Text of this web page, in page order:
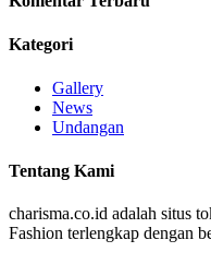
Kategori
Gallery
News
Undangan
Tentang Kami
charisma.co.id adalah situs
Fashion terlengkap dengan